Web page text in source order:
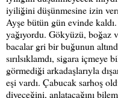
iyiliğini düşünmesine izin
Ayşe bütün gün evinde kaldı.
yağıyordu. Gökyüzü, boğaz
bacalar gri bir buğunun
sırılsıklamdı, sigara içmeye
görmediği arkadaşlarıyla
eşi vardı. Çabucak sarhoş
diyeceğini, anlatacağını